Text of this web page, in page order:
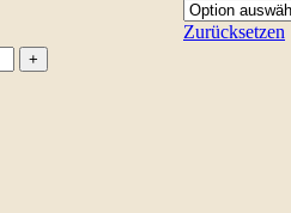
Zurücksetzen
+